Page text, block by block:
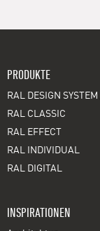
PRODUKTE
RAL DESIGN SYSTEM
RAL CLASSIC
RAL EFFECT
RAL INDIVIDUAL
RAL DIGITAL
INSPIRATIONEN